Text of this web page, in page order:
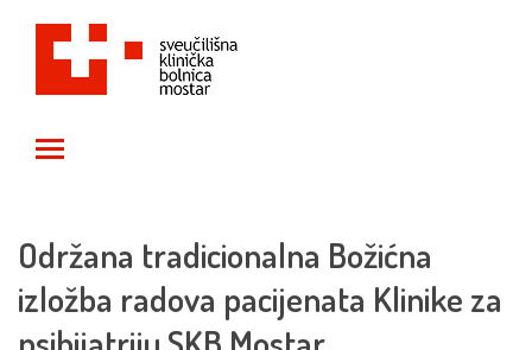
Održana tradicionalna Božićna
izložba radova pacijenata Klinike za